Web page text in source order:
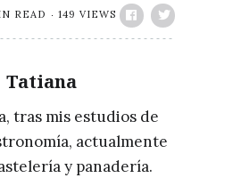
READ 149 VIEWS
Tatiana
tras mis estudios de
actualmente
y panadería.